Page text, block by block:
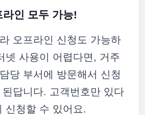
인 모두 가능!
오프라인 신청도 가능하
넷 사용이 어렵다면, 거주
당 부서에 방문해서 신청
답니다. 고객번호만 있다
신청할 수 있어요.